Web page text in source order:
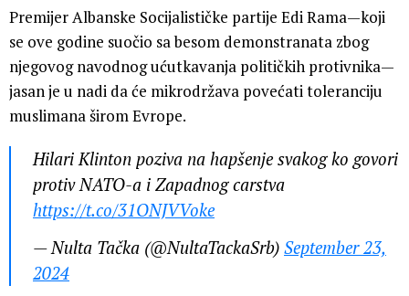
Premijer Albanske Socijalističke partije Edi Rama—koji
se ove godine suočio sa besom demonstranata zbog
njegovog navodnog ućutkavanja političkih protivnika—
jasan je u nadi da će mikrodržava povećati toleranciju
muslimana širom Evrope.
Hilari Klinton poziva na hapšenje svakog ko govori
protiv NATO-a i Zapadnog carstva
https://t.co/31ONJVVoke
— Nulta Tačka (@NultaTackaSrb) September 23,
2024